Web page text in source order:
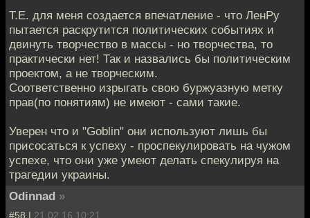
Т.Е. для меня создается впечатление - что ЛенРу
пытается раскрутится политических событиях и
двинуть творчество в массы - но творчества, то
практически нет! Так и назвались бы политическим
проектом, а не творческим.
Соответственно изрыгать свою буржуазную метку
прав(по понятиям) не имеют - сами такие.
Уверен что и "Goblin" они используют лишь бы
присосаться к успеху - проспекулировать на чужом
успехе, что они уже умеют делать спекулируя на
трагедии украины.
Odinnad »
#58 | 21.02.16 10:21